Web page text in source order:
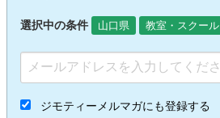
選択中の条件 山口県 教室・スクール
ジモティーメルマガにも登録する